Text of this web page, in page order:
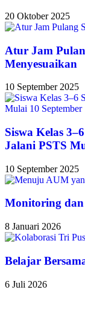
20 Oktober 2025
Atur Jam
Menyesuaikan
10 September 2025
Siswa Kelas
Jalani PSTS
10 September 2025
Monitoring
8 Januari 2026
Belajar
6 Juli 2026